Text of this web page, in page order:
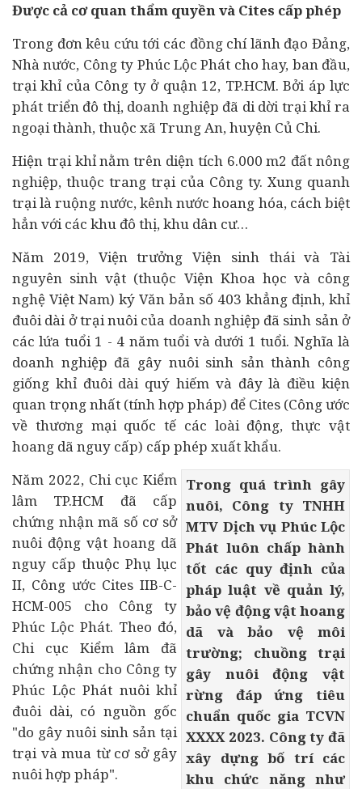
Được cả cơ quan thẩm quyền và Cites cấp phép
Trong đơn kêu cứu tới các đồng chí lãnh đạo Đảng,
Nhà nước, Công ty Phúc Lộc Phát cho hay, ban đầu,
trại khỉ của Công ty ở quận 12, TP.HCM. Bởi áp lực
phát triển đô thị, doanh nghiệp đã di dời trại khỉ ra
ngoại thành, thuộc xã Trung An, huyện Củ Chi.
Hiện trại khỉ nằm trên diện tích 6.000 m2 đất nông
nghiệp, thuộc trang trại của Công ty. Xung quanh
trại là ruộng nước, kênh nước hoang hóa, cách biệt
hẳn với các khu đô thị, khu dân cư…
Năm 2019, Viện trưởng Viện sinh thái và Tài
nguyên sinh vật (thuộc Viện Khoa học và công
nghệ Việt Nam) ký Văn bản số 403 khẳng định, khỉ
đuôi dài ở trại nuôi của doanh nghiệp đã sinh sản ở
các lứa tuổi 1 - 4 năm tuổi và dưới 1 tuổi. Nghĩa là
doanh nghiệp đã gây nuôi sinh sản thành công
giống khỉ đuôi dài quý hiếm và đây là điều kiện
quan trọng nhất (tính hợp pháp) để Cites (Công ước
về thương mại quốc tế các loài động, thực vật
hoang dã nguy cấp) cấp phép xuất khẩu.
Trong quá trình gây
nuôi, Công ty TNHH
MTV Dịch vụ Phúc Lộc
Phát luôn chấp hành
tốt các quy định của
pháp luật về quản lý,
bảo vệ động vật hoang
dã và bảo vệ môi
trường; chuồng trại
gây nuôi động vật
rừng đáp ứng tiêu
chuẩn quốc gia TCVN
XXXX 2023. Công ty đã
xây dựng bố trí các
khu chức năng như
Năm 2022, Chi cục Kiểm
lâm TP.HCM đã cấp
chứng nhận mã số cơ sở
nuôi động vật hoang dã
nguy cấp thuộc Phụ lục
II, Công ước Cites IIB-C-
HCM-005 cho Công ty
Phúc Lộc Phát. Theo đó,
Chi cục Kiểm lâm đã
chứng nhận cho Công ty
Phúc Lộc Phát nuôi khỉ
đuôi dài, có nguồn gốc
"do gây nuôi sinh sản tại
trại và mua từ cơ sở gây
nuôi hợp pháp".